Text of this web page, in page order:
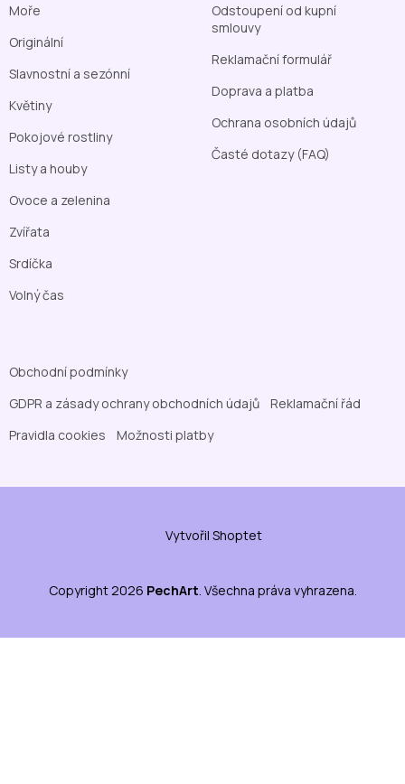
Moře
Originální
Slavnostní a sezónní
Květiny
Pokojové rostliny
Listy a houby
Ovoce a zelenina
Zvířata
Srdíčka
Volný čas
Odstoupení od kupní
smlouvy
Reklamační formulář
Doprava a platba
Ochrana osobních údajů
Časté dotazy (FAQ)
Obchodní podmínky
GDPR a zásady ochrany obchodních údajů
Reklamační řád
Pravidla cookies
Možnosti platby
Vytvořil Shoptet
Copyright 2026 PechArt . Všechna práva vyhrazena.